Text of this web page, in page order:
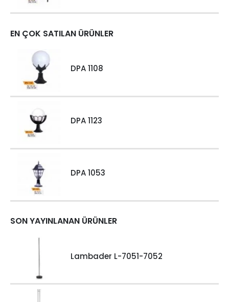
EN ÇOK SATILAN ÜRÜNLER
DPA 1108
DPA 1123
DPA 1053
SON YAYINLANAN ÜRÜNLER
Lambader L-7051-7052